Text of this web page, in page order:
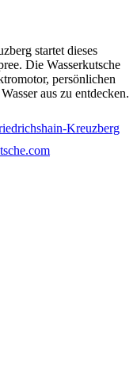
startet dieses
Die Wasserkutsche
persönlichen
aus zu entdecken.
Kreuzberg